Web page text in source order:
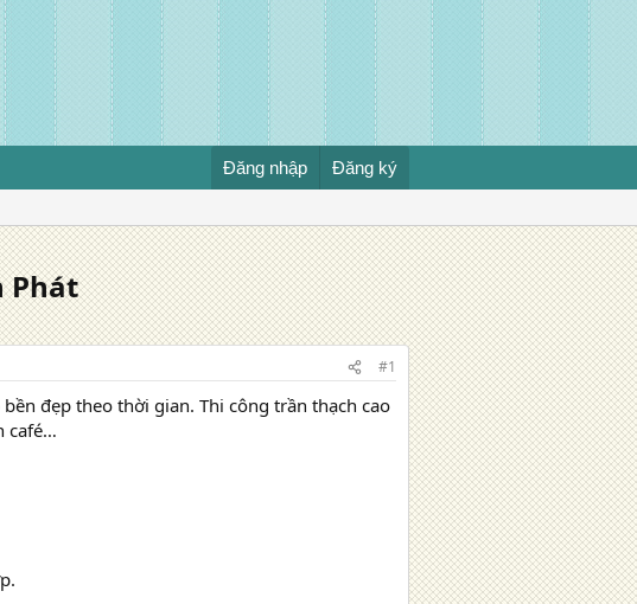
Đăng nhập Đăng ký
Phát
#1
đẹp theo thời gian. Thi công trần thạch cao
café…